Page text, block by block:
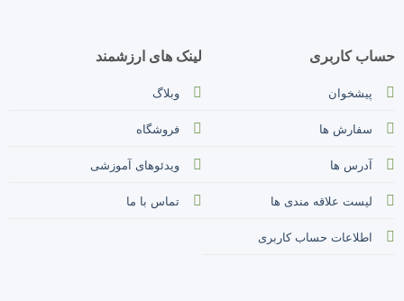
کاربری
پیشخوان
سفارش ها
آدرس ها
لیست علاقه مندی ها
اطلاعات حساب کاربری
لینک های ارزشمند
وبلاگ
فروشگاه
ویدئوهای آموزشی
تماس با ما